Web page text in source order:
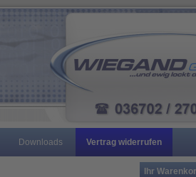
Downloads Vertrag widerrufen
Ihr